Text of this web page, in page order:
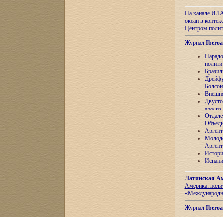
На канале
океан в
Центром
Журнал
анализ
Латинская
Америка:
Журнал